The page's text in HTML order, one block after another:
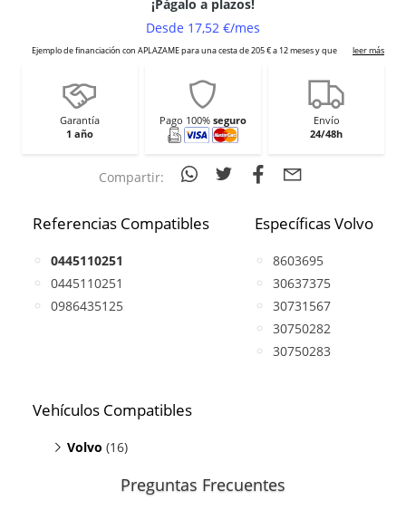
Garantía
1 año
Pago 100% seguro
Envío
24/48h
Compartir:
Referencias Compatibles
0445110251
0445110251
0986435125
Específicas Volvo
8603695
30637375
30731567
30750282
30750283
Vehículos Compatibles
Volvo (16)
C30 2.4 (D5, motor D5244T9)
Preguntas Frecuentes